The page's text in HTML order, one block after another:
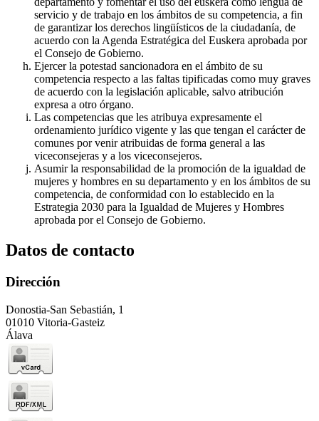
servicio y de trabajo en los ámbitos de su competencia, a fin
de garantizar los derechos lingüísticos de la ciudadanía, de
acuerdo con la Agenda Estratégica del Euskera aprobada por
el Consejo de Gobierno.
Ejercer la potestad sancionadora en el ámbito de su
competencia respecto a las faltas tipificadas como muy graves
de acuerdo con la legislación aplicable, salvo atribución
expresa a otro órgano.
Las competencias que les atribuya expresamente el
ordenamiento jurídico vigente y las que tengan el carácter de
comunes por venir atribuidas de forma general a las
viceconsejeras y a los viceconsejeros.
Asumir la responsabilidad de la promoción de la igualdad de
mujeres y hombres en su departamento y en los ámbitos de su
competencia, de conformidad con lo establecido en la
Estrategia 2030 para la Igualdad de Mujeres y Hombres
aprobada por el Consejo de Gobierno.
Datos de contacto
Dirección
Donostia-San Sebastián, 1
01010 Vitoria-Gasteiz
Álava